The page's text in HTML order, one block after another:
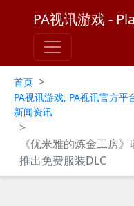
PA视讯游戏 -
首页 >
PA视讯游戏, PA视讯官方
新闻资讯
>
《优米雅的炼金工房
推出免费服装DLC